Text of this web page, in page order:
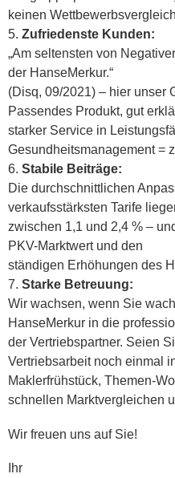
keinen
Zufriedenste Kunden:
„Am seltensten von
der HanseMerkur.“
(Disq, 09/2021) – hier unser
Passendes Produkt, gut
starker Service in
Gesundheitsmanagement =
Stabile Beiträge:
Die durchschnittlichen
verkaufsstärksten Tarife
zwischen 1,1 und 2,4 % –
PKV-Marktwert und den
ständigen Erhöhungen des
Starke Betreuung:
Wir wachsen, wenn Sie
HanseMerkur in die
der Vertriebspartner. Seien
Vertriebsarbeit noch einmal
Maklerfrühstück, Themen-
schnellen Marktvergleichen
Wir freuen uns auf Sie!
Ihr